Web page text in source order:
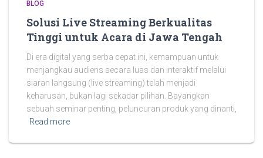
BLOG
Solusi Live Streaming Berkualitas
Tinggi untuk Acara di Jawa Tengah
Di era digital yang serba cepat ini, kemampuan untuk
menjangkau audiens secara luas dan interaktif melalui
siaran langsung (live streaming) telah menjadi
keharusan, bukan lagi sekadar pilihan. Bayangkan
sebuah seminar penting, peluncuran produk yang dinanti,
Read more